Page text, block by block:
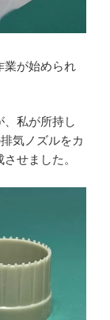
業が始められ
、私が所持し
気ノズルをカ
せました。